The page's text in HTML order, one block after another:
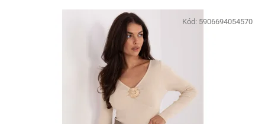
Kód: 5906694054570